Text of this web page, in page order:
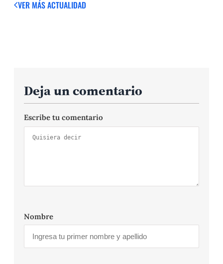
VER MÁSACTUALIDAD
Deja un comentario
Escribe tu comentario
Nombre